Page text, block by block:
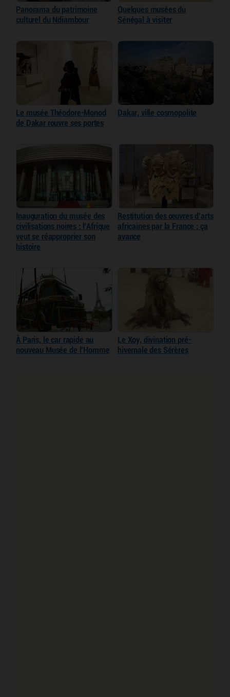
Panorama du patrimoine
culturel du Ndiambour
Quelques musées du
Sénégal à visiter
Le musée Théodore-Monod
de Dakar rouvre ses portes
Dakar, ville cosmopolite
Inauguration du musée des
civilisations noires : l’Afrique
veut se réapproprier son
histoire
Restitution des œuvres d’arts
africaines par la France : ça
avance
À Paris, le car rapide au
nouveau Musée de l’Homme
Le Xoy, divination pré-
hivernale des Sérères